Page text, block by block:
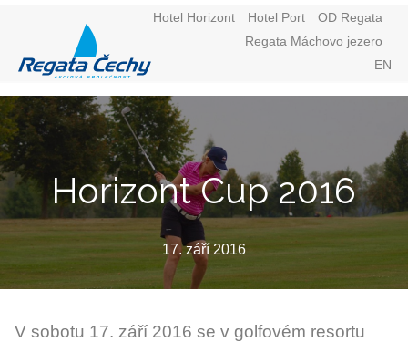
Hotel Horizont Hotel Port
OD Regata
Regata Máchovo jezero
CZ
EN
Menu
Horizont Cup 2016
17. září 2016
V sobotu 17. září 2016 se v golfovém resortu